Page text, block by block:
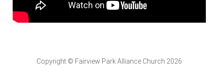
Copyright © Fairview Park Alliance Church 2026